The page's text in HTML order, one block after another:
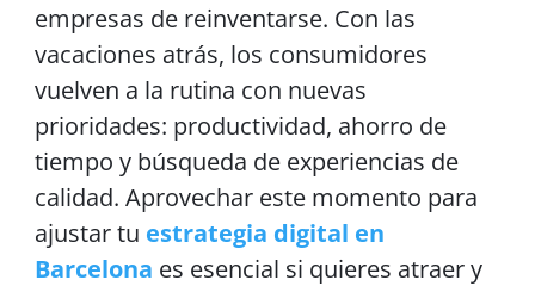
empresas de reinventarse. Con las
vacaciones atrás, los consumidores
vuelven a la rutina con nuevas
prioridades: productividad, ahorro de
tiempo y búsqueda de experiencias de
calidad. Aprovechar este momento para
ajustar tu estrategia digital en
Barcelona es esencial si quieres atraer y